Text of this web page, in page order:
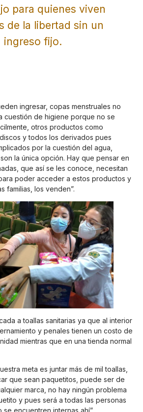
para quienes viven
de la libertad sin un
ingreso fijo.
ingresar, copas menstruales no
cuestión de higiene porque no se
otros productos como
y todos los derivados pues
por la cuestión del agua,
la única opción. Hay que pensar en
que así se les conoce, necesitan
poder acceder a estos productos y
familias, los venden”.
a toallas sanitarias ya que al interior
y penales tienen un costo de
mientras que en una tienda normal
meta es juntar más de mil toallas,
que sean paquetitos, puede ser de
marca, no hay ningún problema
y pues será a todas las personas
encuentren internas ahí”.